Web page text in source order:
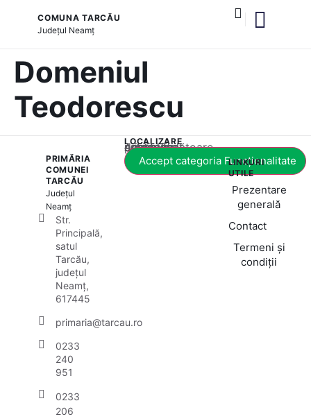
COMUNA TARCĂU
Județul Neamț
Domeniul
Teodorescu
PRIMĂRIA
COMUNEI
TARCĂU
Județul
Neamț
Str.
Principală,
satul
Tarcău,
județul
Neamț,
617445
primaria@tarcau.ro
0233
240
951
0233
206
LOCALIZARE
Acest conținut este blocat până când acceptați categoria corespunzătoare de cookie-uri.
Accept categoria Funcționalitate
LINKURI
UTILE
Prezentare
generală
Contact
Termeni și
condiții